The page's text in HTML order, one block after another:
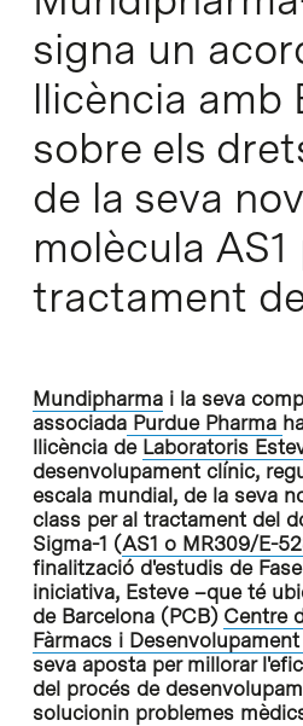
signa un
llicència amb
sobre els
de la seva
molècula AS1
tractament
Mundipharmai la seva
associadaPurdue Pharma
llicència de Laboratoris
desenvolupament clínic,
escala mundial, de la seva
class per al tractament del
Sigma-1 (AS1 o MR309/E-
finalització d'estudis de
iniciativa, Esteve –que té
de Barcelona (PCB) Centre
Fàrmacs i
seva aposta per millorar
del procés de
solucionin problemes